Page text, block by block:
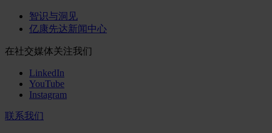
智识与洞见
亿康先达新闻中心
在社交媒体关注我们
LinkedIn
YouTube
Instagram
联系我们